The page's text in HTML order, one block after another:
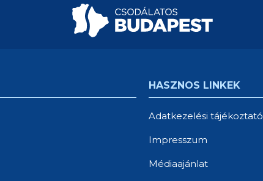
HASZNOS LINKEK
Adatkezelési tájékoztató
Impresszum
Médiaajánlat